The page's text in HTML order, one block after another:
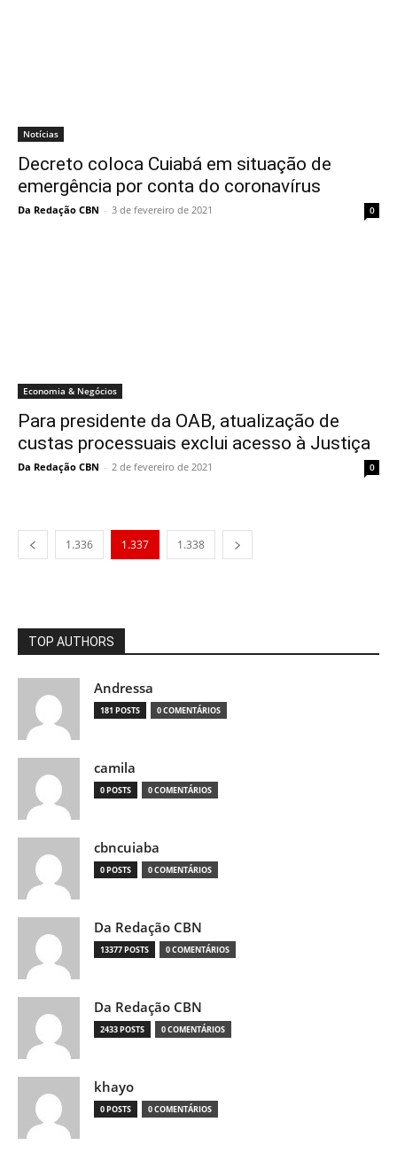
Notícias
Decreto coloca Cuiabá em situação de
emergência por conta do coronavírus
Da Redação CBN - 3 de fevereiro de 2021 0
Economia & Negócios
Para presidente da OAB, atualização de
custas processuais exclui acesso à Justiça
Da Redação CBN - 2 de fevereiro de 2021 0
1.336 1.337 1.338
TOP AUTHORS
Andressa
181 POSTS 0 COMENTÁRIOS
camila
0 POSTS 0 COMENTÁRIOS
cbncuiaba
0 POSTS 0 COMENTÁRIOS
Da Redação CBN
13377 POSTS 0 COMENTÁRIOS
Da Redação CBN
2433 POSTS 0 COMENTÁRIOS
khayo
0 POSTS 0 COMENTÁRIOS